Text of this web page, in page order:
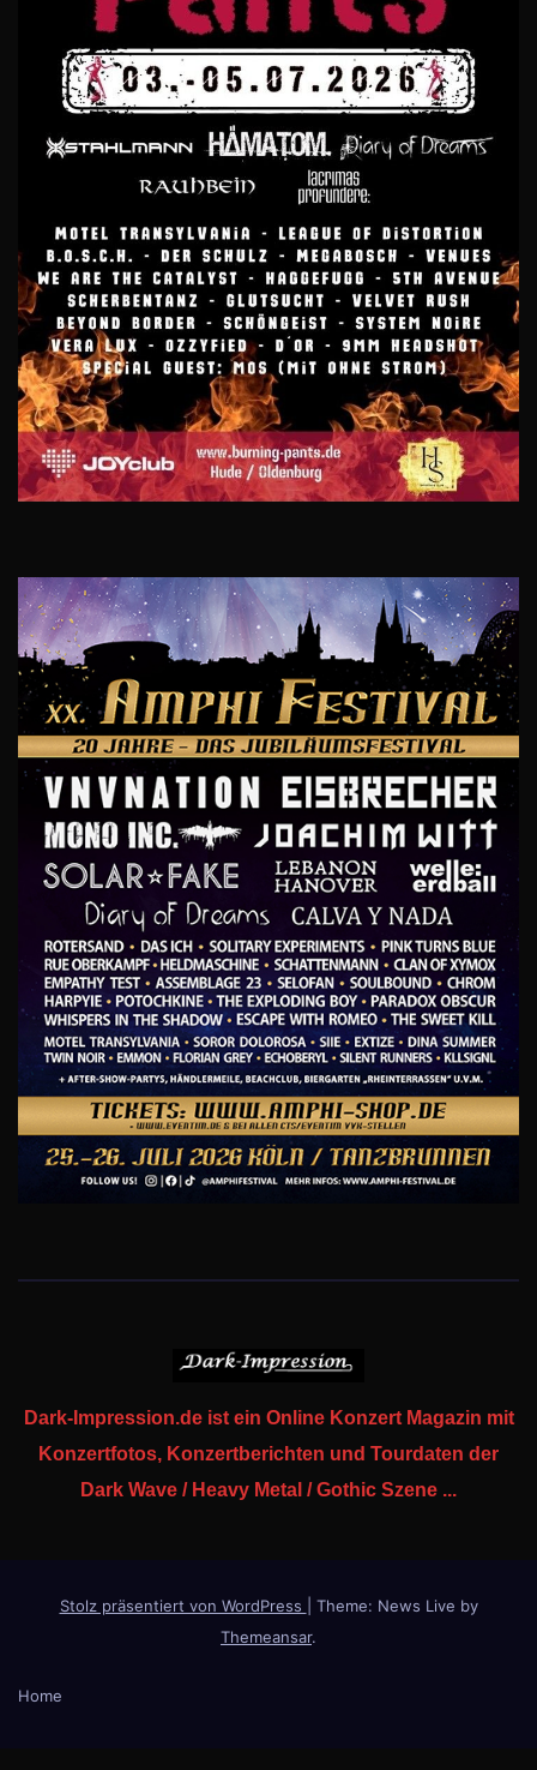
Dark-Impression.de ist ein Online Konzert Magazin mit
Konzertfotos, Konzertberichten und Tourdaten der
Dark Wave / Heavy Metal / Gothic Szene ...
Stolz präsentiert von WordPress
Theme: News Live by
Themeansar.
Home